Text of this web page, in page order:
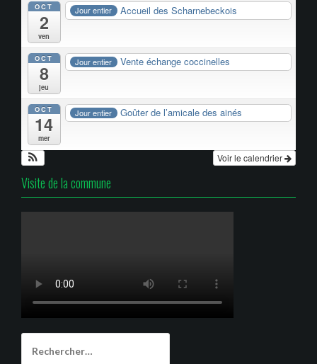
OCT
2
ven
Jour entier Accueil des Scharnebeckois
OCT
8
jeu
Jour entier Vente échange coccinelles
OCT
14
mer
Jour entier Goûter de l’amicale des ainés
Voir le calendrier
Visite de la commune